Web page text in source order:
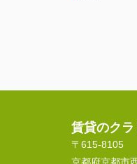
賃貸のクラ
〒615-8105